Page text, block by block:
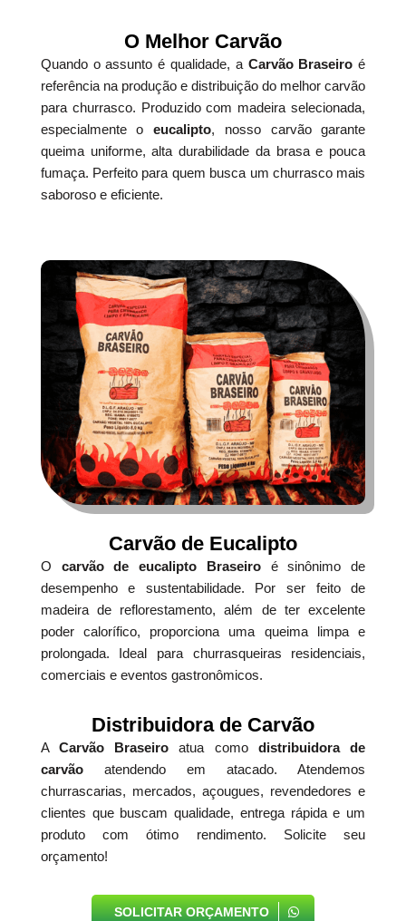
O Melhor Carvão
Quando o assunto é qualidade, a Carvão Braseiro é
referência na produção e distribuição do melhor carvão
para churrasco. Produzido com madeira selecionada,
especialmente oeucalipto, nosso carvão garante
queima uniforme, alta durabilidade da brasa e pouca
fumaça. Perfeito para quem busca um churrasco mais
saboroso e eficiente.
Carvão de Eucalipto
O carvão de eucalipto Braseiroé sinônimo de
desempenho e sustentabilidade. Por ser feito de
madeira de reflorestamento, além de ter excelente
poder calorífico, proporciona uma queima limpa e
prolongada. Ideal para churrasqueiras residenciais,
comerciais e eventos gastronômicos.
Distribuidora de Carvão
ACarvão Braseiro atua como distribuidora de
carvãoatendendo em atacado. Atendemos
churrascarias, mercados, açougues, revendedores e
clientes que buscam qualidade, entrega rápida e um
produto com ótimo rendimento. Solicite seu
orçamento!
SOLICITAR ORÇAMENTO